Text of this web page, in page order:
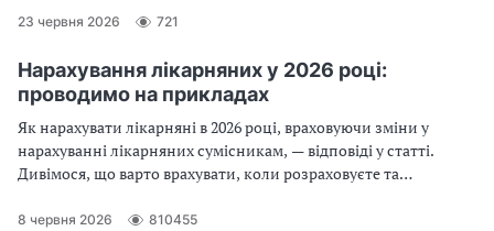
довідка ОК-7, а коли не обійтися без довідки з основного
23 червня 2026 721
Нарахування лікарняних у 2026 році:
проводимо на прикладах
Як нарахувати лікарняні в 2026 році, враховуючи зміни у
нарахуванні лікарняних сумісникам, — відповіді у статті.
Дивімося, що варто врахувати, коли розраховуєте та
лікарняних, як бути з оподаткуванням та звітністю.
8 червня 2026 810455